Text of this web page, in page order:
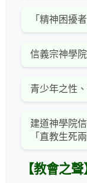
「精神困擾
信義宗神學
青少年之性
建道神學院
「直教生死
【教會之聲